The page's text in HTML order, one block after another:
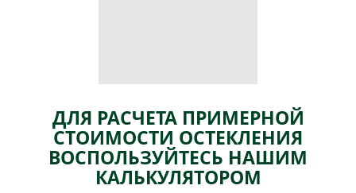
ДЛЯ РАСЧЕТА ПРИМЕРНОЙ
СТОИМОСТИ ОСТЕКЛЕНИЯ
ВОСПОЛЬЗУЙТЕСЬ НАШИМ
КАЛЬКУЛЯТОРОМ